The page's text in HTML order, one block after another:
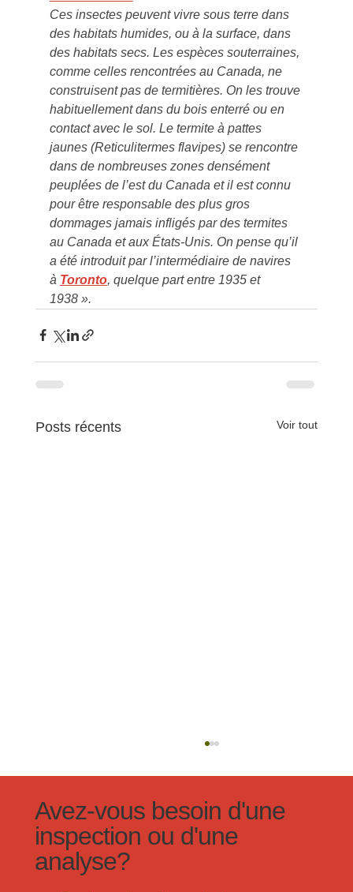
Ces insectes peuvent vivre sous terre dans
des habitats humides, ou à la surface, dans
des habitats secs. Les espèces souterraines,
comme celles rencontrées au Canada, ne
construisent pas de termitières. On les trouve
habituellement dans du bois enterré ou en
contact avec le sol. Le termite à pattes
jaunes (Reticulitermes flavipes) se rencontre
dans de nombreuses zones densément
peuplées de l’est du Canada et il est connu
pour être responsable des plus gros
dommages jamais infligés par des termites
au Canada et aux États-Unis. On pense qu’il
a été introduit par l’intermédiaire de navires
à Toronto, quelque part entre 1935 et
1938 ».
Posts récents Voir tout
Avez-vous besoin d'une
inspection ou d'une
analyse?